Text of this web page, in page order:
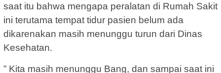
saat itu bahwa mengapa peralatan di Rumah Sakit
ini terutama tempat tidur pasien belum ada
dikarenakan masih menunggu turun dari Dinas
Kesehatan.
” Kita masih menunggu Bang, dan sampai saat ini